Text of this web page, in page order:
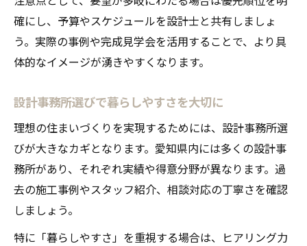
確にし、予算やスケジュールを設計士と共有しましょ
う。実際の事例や完成見学会を活用することで、より具
体的なイメージが湧きやすくなります。
設計事務所選びで暮らしやすさを大切に
理想の住まいづくりを実現するためには、設計事務所選
びが大きなカギとなります。愛知県内には多くの設計事
務所があり、それぞれ実績や得意分野が異なります。過
去の施工事例やスタッフ紹介、相談対応の丁寧さを確認
しましょう。
特に「暮らしやすさ」を重視する場合は、ヒアリング力